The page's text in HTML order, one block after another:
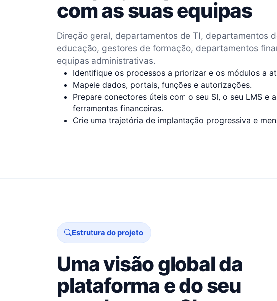
com as suas equipas
Direção geral, departamentos de TI, departamentos
educação, gestores de formação, departamentos
equipas administrativas.
Identifique os processos a priorizar e os módulos a
Mapeie dados, portais, funções e autorizações.
Prepare conectores úteis com o seu SI, o seu LMS e
ferramentas financeiras.
Crie uma trajetória de implantação progressiva e
Estrutura do projeto
Uma visão global da
plataforma e do seu